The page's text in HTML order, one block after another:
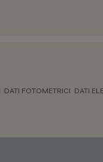
DATI FOTOMETRICI DATI